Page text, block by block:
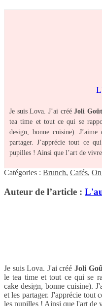
Je suis Lova. J’ai crééJoli
tea time et tout ce qui se
design, bonne cuisine).
partager. J’apprécie tout ce
pupilles ! Ainsi que l’art de
Catégories : Brunch, Cafés,
Auteur de l’article :
Je suis Lova. J'ai crééJoli
le tea time et tout ce qui se
cake design, bonne cuisine).
et les partager. J'apprécie tout
les pupilles ! Ainsi que l'art de